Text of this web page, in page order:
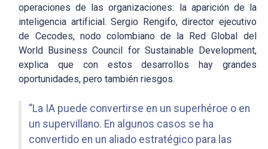
operaciones de las organizaciones: la aparición de la
inteligencia artificial. Sergio Rengifo, director ejecutivo
de Cecodes, nodo colombiano de la Red Global del
World Business Council for Sustainable Development,
explica que con estos desarrollos hay grandes
oportunidades, pero también riesgos.
“La IA puede convertirse en un superhéroe o en
un supervillano. En algunos casos se ha
convertido en un aliado estratégico para las